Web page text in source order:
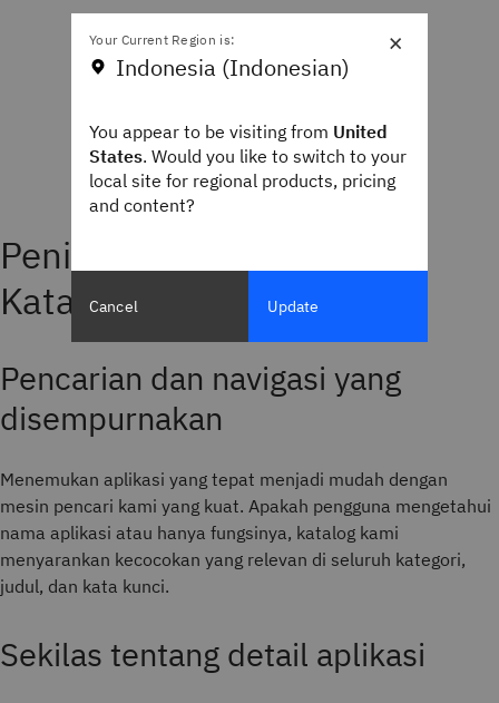
Peningkatan utama untuk
Katalog Aplikasi MaaS360
Pencarian dan navigasi yang
disempurnakan
Menemukan aplikasi yang tepat menjadi mudah dengan
mesin pencari kami yang kuat. Apakah pengguna mengetahui
nama aplikasi atau hanya fungsinya, katalog kami
menyarankan kecocokan yang relevan di seluruh kategori,
judul, dan kata kunci.
Sekilas tentang detail aplikasi
×
Your Current Region is:
Indonesia (Indonesian)
You appear to be visiting from United
States. Would you like to switch to your
local site for regional products, pricing
and content?
Cancel Update